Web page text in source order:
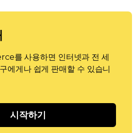
를 사용하면 인터넷과 전 세
에게나 쉽게 판매할 수 있습니
시작하기